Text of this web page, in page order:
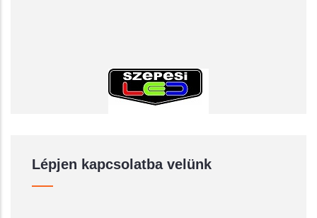
Lépjen kapcsolatba velünk